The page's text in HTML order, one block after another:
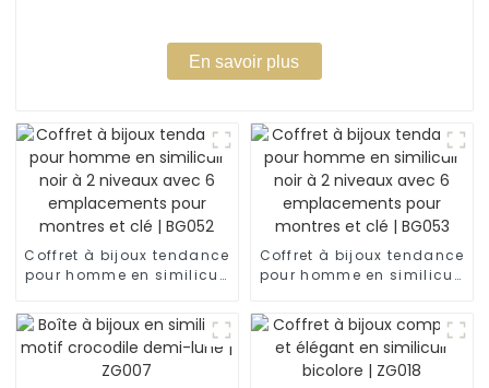
En savoir plus
Coffret à bijoux tendance
pour homme en similicuir
emplacements pour
montres et clé | BG052
Coffret à bijoux tendance
pour homme en similicuir
emplacements pour
montres et clé | BG053